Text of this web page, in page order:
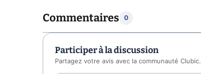
Commentaires 0
Participer à la discussion
Partagez votre avis avec la communauté Clubic.